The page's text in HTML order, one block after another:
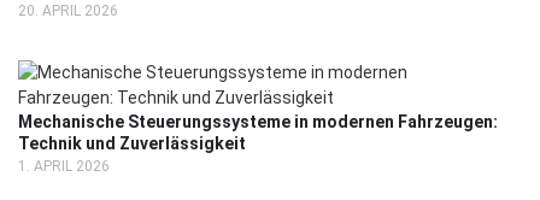
20. APRIL 2026
Mechanische Steuerungssysteme in modernen Fahrzeugen:
Technik und Zuverlässigkeit
1. APRIL 2026